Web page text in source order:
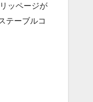
ッページが
テーブルコ